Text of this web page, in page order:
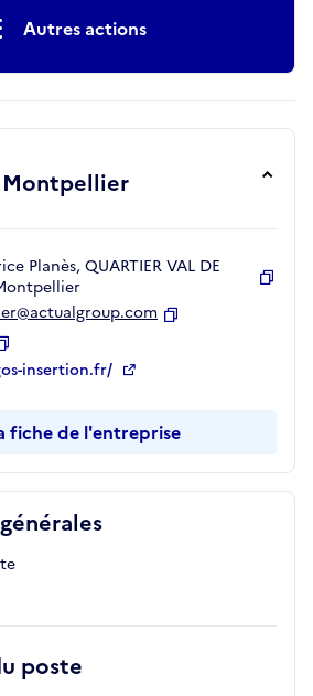
Autres actions
poste
Montpellier
Planès, QUARTIER VAL DE
Copierinsertion.fr/
fiche de l'entreprise